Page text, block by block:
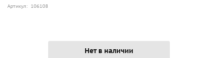
Артикул: 106108
Нет в наличии